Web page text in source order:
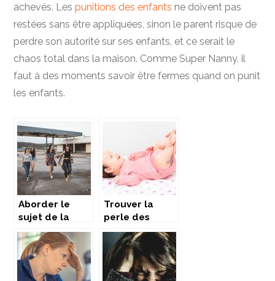
achevés. Lespunitions des enfants ne doivent pas
restées sans être appliquées, sinon le parent risque de
perdre son autorité sur ses enfants, et ce serait le
chaos total dans la maison. Comme Super Nanny, il
faut à des moments savoir être fermes quand on punit
les enfants.
Aborder le
sujet de la
sexualité avec
vos enfants
Trouver la
perle des
nounous à
Bordeaux : Nos
conseils